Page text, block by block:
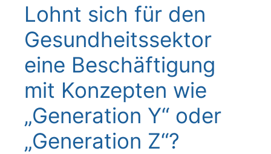
Lohnt sich für den
Gesundheitssektor
eine Beschäftigung
mit Konzepten wie
„Generation Y“ oder
„Generation Z“?